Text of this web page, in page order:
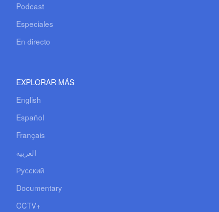
Podcast
Especiales
En directo
EXPLORAR MÁS
English
Español
Français
العربية
Русский
Documentary
CCTV+